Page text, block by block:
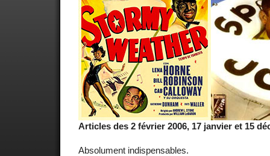
Articles des 2 février 2006, 17 janvier et 15
Absolument indispensables.